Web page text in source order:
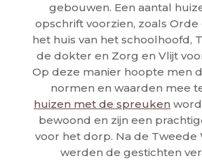
gebouwen. Een aantal
opschrift voorzien, zoals
het huis van het schoolhoofd,
de dokter en Zorg en Vlijt
Op deze manier hoopte men
normen en waarden mee
huizen met de spreuken
bewoond en zijn een
voor het dorp. Na de
werden de gestichten